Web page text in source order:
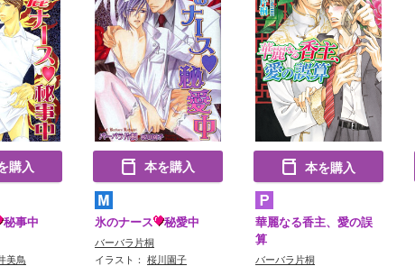
購入
秘事中
美鳥
本を購入
氷のナース 秘愛中
バーバラ片桐
イラスト： 桜川園子
本を購入
華麗なる香主、愛の誤
算
バーバラ片桐